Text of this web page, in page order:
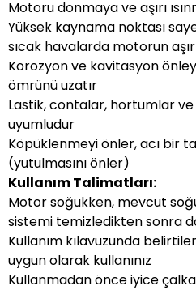
Motoru donmaya ve aşırı
Yüksek kaynama noktası
sıcak havalarda motorun
Korozyon ve kavitasyon
ömrünü uzatır
Lastik, contalar, hortumlar
uyumludur
Köpüklenmeyi önler, acı bir
(yutulmasını önler)
Kullanım Talimatları:
Motor soğukken, mevcut
sistemi temizledikten sonra
Kullanım kılavuzunda
uygun olarak kullanınız
Kullanmadan önce iyice